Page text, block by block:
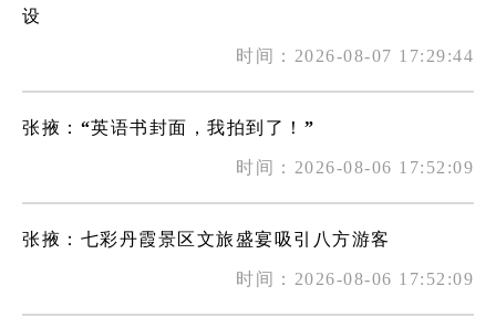
设
时间：2026-08-07 17:29:44
张掖：“英语书封面，我拍到了！”
时间：2026-08-06 17:52:09
张掖：七彩丹霞景区文旅盛宴吸引八方游客
时间：2026-08-06 17:52:09